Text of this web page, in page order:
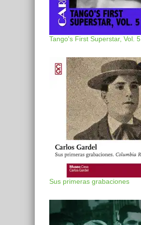
Tango's First Superstar, Vol. 5
Sus primeras grabaciones